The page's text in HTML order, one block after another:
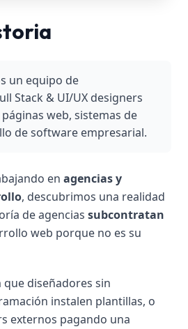
un equipo de
Stack & UI/UX designers
web, sistemas de
de software empresarial.
en agencias y
, descubrimos una realidad
de agencias subcontratan
web porque no es su
que diseñadores sin
instalen plantillas, o
externos pagando una